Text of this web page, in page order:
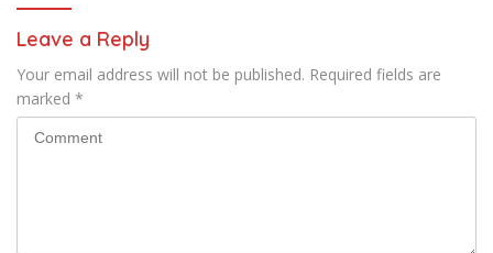
Leave a Reply
Your email address will not be published. Required fields are
marked *